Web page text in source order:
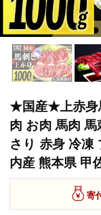
★国産★上赤身
肉 お肉 馬肉
さり 赤身 冷凍
内産 熊本県 甲
寄